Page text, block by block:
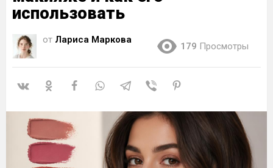
использовать
от Лариса Маркова
179 Просмотры